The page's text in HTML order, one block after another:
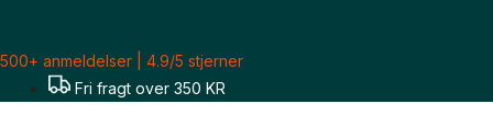
indholdet
500+ anmeldelser | 4.9/5 stjerner
Fri fragt over 350 KR